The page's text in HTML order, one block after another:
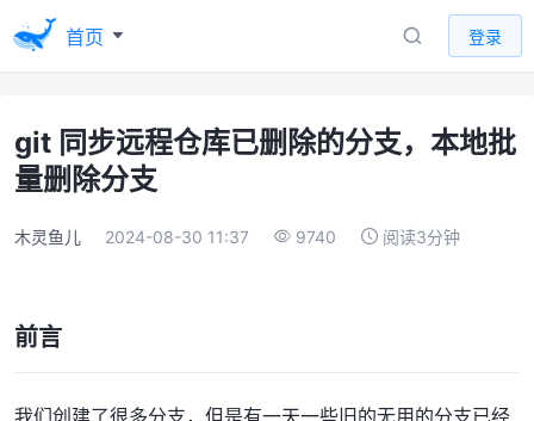
首页 登录
git 同步远程仓库已删除的分支，本地批
量删除分支
木灵鱼儿 2024-08-30 11:37 9740 阅读3分钟
前言
我们创建了很多分支，但是有一天一些旧的无用的分支已经